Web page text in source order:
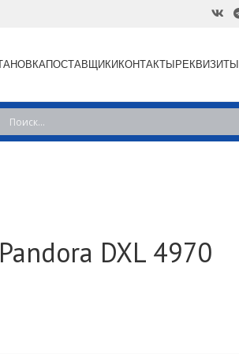
ПОСТАВЩИКИКОНТАКТЫРЕКВИЗИТЫ
DXL 4970